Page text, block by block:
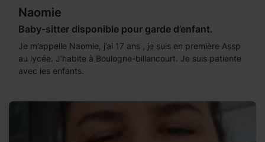
Naomie
Baby-sitter disponible pour garde d’enfant.
Je m’appelle Naomie, j’ai 17 ans , je suis en première Assp
au lycée. J’habite à Boulogne-billancourt. Je suis patiente
avec les enfants.